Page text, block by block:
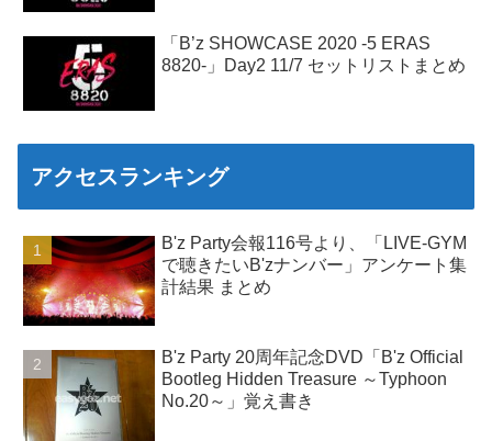
「B’z SHOWCASE 2020 -5 ERAS
8820-」Day2 11/7 セットリストまとめ
アクセスランキング
B'z Party会報116号より、「LIVE-GYM
で聴きたいB'zナンバー」アンケート集
計結果 まとめ
B'z Party 20周年記念DVD「B'z Official
Bootleg Hidden Treasure ～Typhoon
No.20～」覚え書き